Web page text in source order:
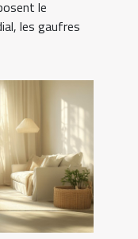
le
les gaufres